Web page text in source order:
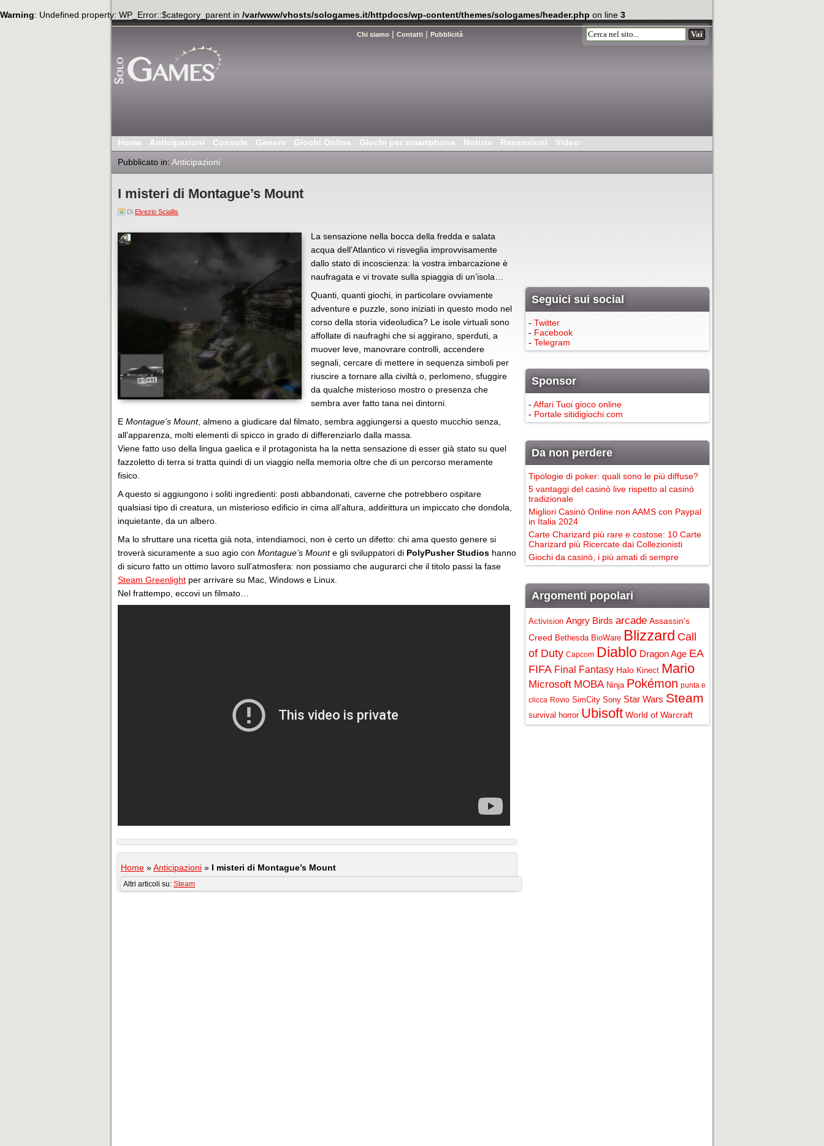
Warning: Undefined property: WP_Error::$category_parent in /var/www/vhosts/sologames.it/httpdocs/wp-content/themes/sologames/header.php on line 3
Chi siamo | Contatti | Pubblicità
Home Anticipazioni Console Genere Giochi Online Giochi per smartphone Notizie Recensioni
Video
Pubblicato in: Anticipazioni
I misteri di Montague’s Mount
Di Elvezio Sciallis
La sensazione nella bocca della fredda e salata
acqua dell’Atlantico vi risveglia improvvisamente
dallo stato di incoscienza: la vostra imbarcazione è
naufragata e vi trovate sulla spiaggia di un’isola…
Quanti, quanti giochi, in particolare ovviamente
adventure e puzzle, sono iniziati in questo modo nel
corso della storia videoludica? Le isole virtuali sono
affollate di naufraghi che si aggirano, sperduti, a
muover leve, manovrare controlli, accendere
segnali, cercare di mettere in sequenza simboli per
riuscire a tornare alla civiltà o, perlomeno, sfuggire
da qualche misterioso mostro o presenza che
sembra aver fatto tana nei dintorni.
E Montague’s Mount, almeno a giudicare dal filmato, sembra aggiungersi a questo mucchio senza,
all’apparenza, molti elementi di spicco in grado di differenziarlo dalla massa.
Viene fatto uso della lingua gaelica e il protagonista ha la netta sensazione di esser già stato su quel
fazzoletto di terra si tratta quindi di un viaggio nella memoria oltre che di un percorso meramente
fisico.
A questo si aggiungono i soliti ingredienti: posti abbandonati, caverne che potrebbero ospitare
qualsiasi tipo di creatura, un misterioso edificio in cima all’altura, addirittura un impiccato che dondola,
inquietante, da un albero.
Ma lo sfruttare una ricetta già nota, intendiamoci, non è certo un difetto: chi ama questo genere si
troverà sicuramente a suo agio con Montague’s Mounte gli sviluppatori di PolyPusher Studios hanno
di sicuro fatto un ottimo lavoro sull’atmosfera: non possiamo che augurarci che il titolo passi la fase
Steam Greenlight per arrivare su Mac, Windows e Linux.
Nel frattempo, eccovi un filmato…
Home »Anticipazioni » I misteri di Montague’s Mount
Altri articoli su: Steam
Seguici sui social
- Twitter
- Facebook
- Telegram
Sponsor
- Affari Tuoi gioco online
- Portale sitidigiochi.com
Da non perdere
Tipologie di poker: quali sono le più diffuse?
5 vantaggi del casinò live rispetto al casinò
tradizionale
Migliori Casinò Online non AAMS con Paypal
in Italia 2024
Carte Charizard più rare e costose: 10 Carte
Charizard più Ricercate dai Collezionisti
Giochi da casinò, i più amati di sempre
Argomenti popolari
Activision Angry Birds arcade Assassin's
Creed Bethesda BioWare Blizzard Call
of Duty Capcom Diablo Dragon Age EA
FIFA Final Fantasy Halo Kinect Mario
Microsoft MOBA Ninja Pokémon punta e
clicca Rovio SimCity Sony Star Wars Steam
survival horror Ubisoft World of Warcraft